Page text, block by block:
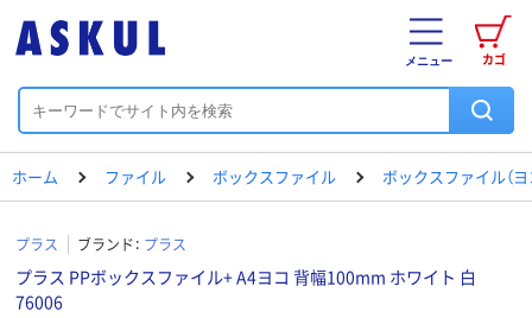
カゴ
メニュー
ホーム ファイル ボックスファイル ボックスファイル（ヨ
プラス ブランド： プラス
プラス PPボックスファイル+ A4ヨコ 背幅100mm ホワイト 白
76006